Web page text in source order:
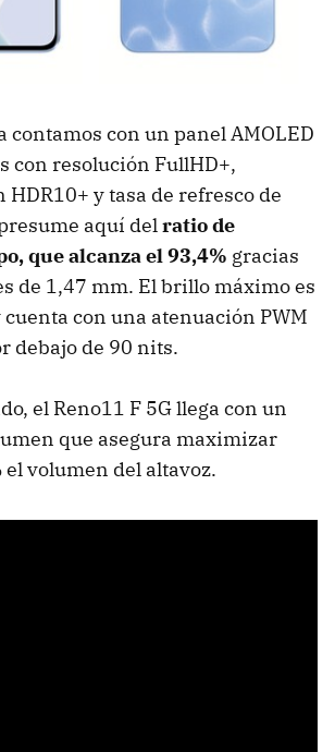
contamos con un panel AMOLED
con resolución FullHD+,
y tasa de refresco de
aquí delratio de
que alcanza el 93,4% gracias
de 1,47 mm. El brillo máximo es
con una atenuación PWM
debajo de 90 nits.
el Reno11 F 5G llega con un
que asegura maximizar
volumen del altavoz.